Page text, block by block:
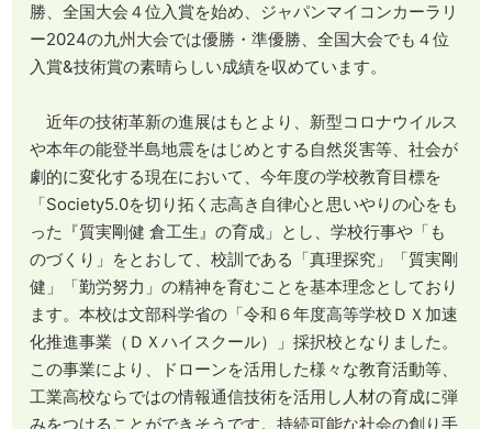
勝、全国大会４位入賞を始め、ジャパンマイコンカーラリ
ー2024の九州大会では優勝・準優勝、全国大会でも４位
入賞&技術賞の素晴らしい成績を収めています。
近年の技術革新の進展はもとより、新型コロナウイルス
や本年の能登半島地震をはじめとする自然災害等、社会が
劇的に変化する現在において、今年度の学校教育目標を
「Society5.0を切り拓く志高き自律心と思いやりの心をも
った『質実剛健 倉工生』の育成」とし、学校行事や「も
のづくり」をとおして、校訓である「真理探究」「質実剛
健」「勤労努力」の精神を育むことを基本理念としており
ます。本校は文部科学省の「令和６年度高等学校ＤＸ加速
化推進事業（ＤＸハイスクール）」採択校となりました。
この事業により、ドローンを活用した様々な教育活動等、
工業高校ならではの情報通信技術を活用し人材の育成に弾
みをつけることができそうです。持続可能な社会の創り手